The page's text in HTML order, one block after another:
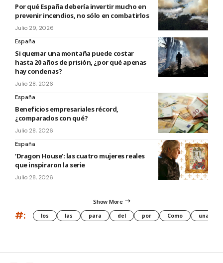
Por qué España debería invertir mucho en
prevenir incendios, no sólo en combatirlos
Julio 29, 2026
España
Si quemar una montaña puede costar
hasta 20 años de prisión, ¿por qué apenas
hay condenas?
Julio 28, 2026
España
Beneficios empresariales récord,
¿comparados con qué?
Julio 28, 2026
España
‘Dragon House’: las cuatro mujeres reales
que inspiraron la serie
Julio 28, 2026
Show More
#: los las para del por Como una